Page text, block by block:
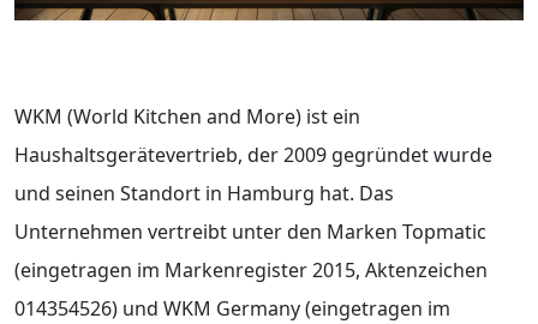
WKM (World Kitchen and More) ist ein
Haushaltsgerätevertrieb, der 2009 gegründet wurde
und seinen Standort in Hamburg hat. Das
Unternehmen vertreibt unter den Marken Topmatic
(eingetragen im Markenregister 2015, Aktenzeichen
014354526) und WKM Germany (eingetragen im